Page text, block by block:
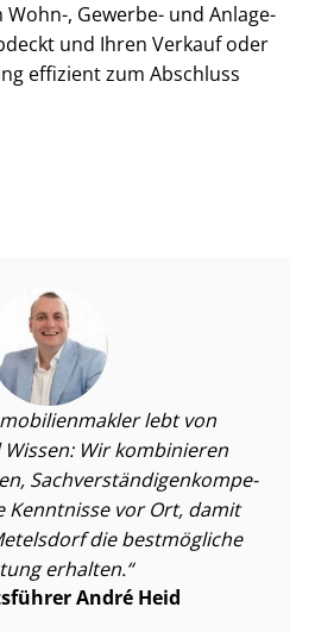
Wohn-, Gewerbe- und An­la­ge­
und Ihren Verkauf oder
effizient zum Abschluss
lebt von
Wir kombinieren
Sach­ver­stän­di­gen­kom­pe­
Kenntnisse vor Ort, damit
die bestmögliche
erhalten.
André Heid